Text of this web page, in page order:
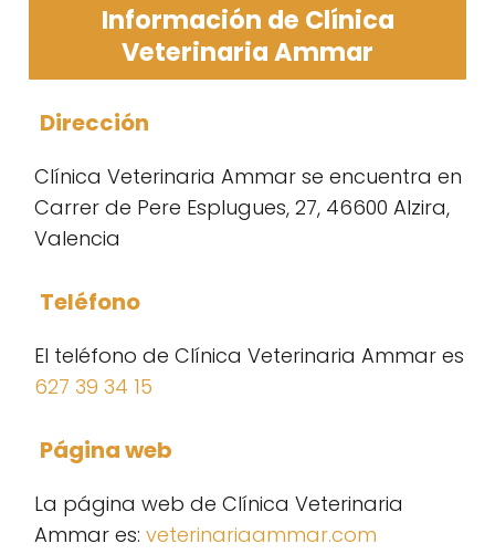
Información de Clínica
Veterinaria Ammar
Dirección
Clínica Veterinaria Ammar se encuentra en
Carrer de Pere Esplugues, 27, 46600 Alzira,
Valencia
Teléfono
El teléfono de Clínica Veterinaria Ammar es
627 39 34 15
Página web
La página web de Clínica Veterinaria
Ammar es: veterinariaammar.com